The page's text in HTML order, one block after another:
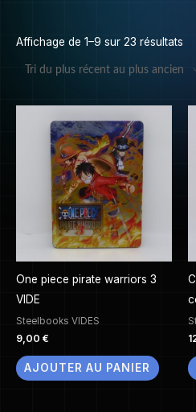
Affichage de 1–9 sur 23 résultats
One piece pirate warriors 3
VIDE
Steelbooks VIDES
9,00 €
AJOUTER AU PANIER